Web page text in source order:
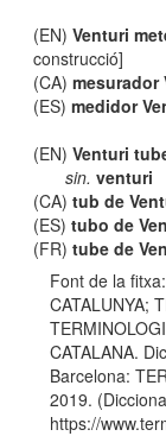
(EN)Venturi
construcció]
(CA)mesurador
(ES)medidor
(EN)Venturi
sin. venturi
(CA)tub de
(ES)tubo de
(FR)tube de
Font de la
CATALUNYA;
CATALANA.
Barcelona:
2019.
https://